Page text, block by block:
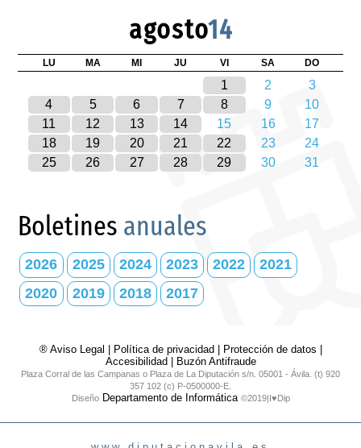
agosto14
LU MA MI JU VI SA DO
1 2
3
4
5 6 7 8 9
10
11
12 13 14 15 16
17
18
19 20 21 22 23
24
25
26 27 28 29 30 31
Boletines anuales
2026 2025 2024 2023 2022
2021
2020
2019 2018 2017
® Aviso Legal Política de privacidad Protección de datos
Accesibilidad
Buzón Antifraude
Plaza Corral de las Campanas o Plaza de La Diputación s/n. 05001 - Ávila. (t) 920
357 102 (c) P-0500000-E.
DiseñoDepartamento de Informática ©2019|I♥Dip